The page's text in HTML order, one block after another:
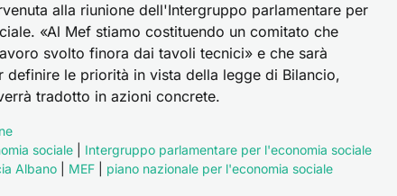
alla riunione dell'Intergruppo parlamentare per
«Al Mef stiamo costituendo un comitato che
svolto finora dai tavoli tecnici» e che sarà
definire le priorità in vista della legge di Bilancio,
tradotto in azioni concrete.
sociale
Intergruppo parlamentare per l'economia sociale
Albano MEF piano nazionale per l'economia sociale